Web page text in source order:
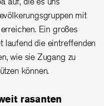
mit
Ein großes
laufend die eintreffenden
wie sie Zugang zu
können.
rasanten